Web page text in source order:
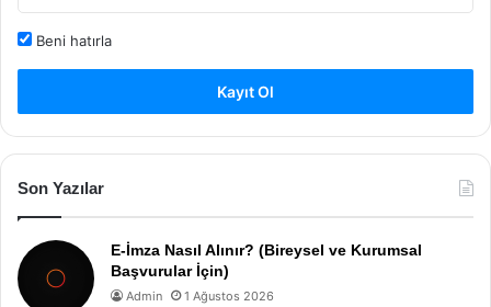
Beni hatırla
Kayıt Ol
Son Yazılar
E-İmza Nasıl Alınır? (Bireysel ve Kurumsal
Başvurular İçin)
Admin 1 Ağustos 2026